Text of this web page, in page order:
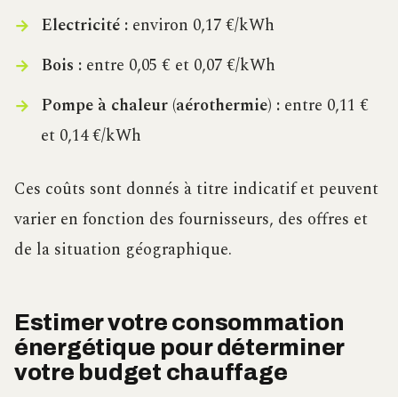
Electricité :environ 0,17 €/kWh
Bois :entre 0,05 € et 0,07 €/kWh
Pompe à chaleur (aérothermie) :entre 0,11 €
et 0,14 €/kWh
Ces coûts sont donnés à titre indicatif et peuvent
varier en fonction des fournisseurs, des offres et
de la situation géographique.
Estimer votre consommation
énergétique pour déterminer
votre budget chauffage